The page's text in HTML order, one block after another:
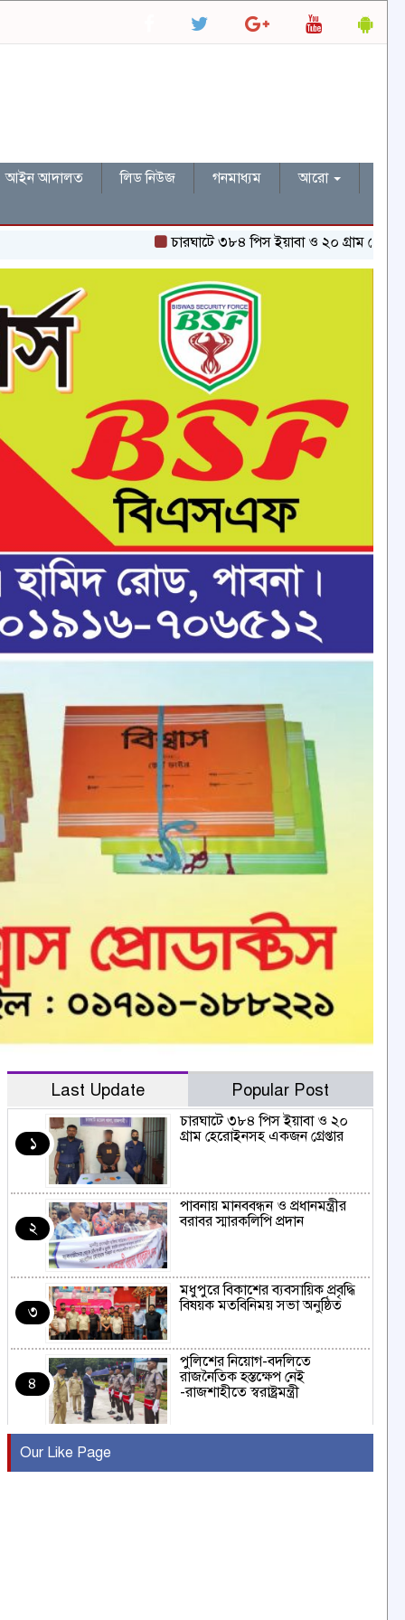
আইন আদালত লিড নিউজ গনমাধ্যম
আরো
চারঘাটে ৩৮৪ পিস ইয়াবা ও ২০ গ্রাম হেরোইনসহ একজন
Last Update Popular Post
১
চারঘাটে ৩৮৪ পিস ইয়াবা ও ২০
গ্রাম হেরোইনসহ একজন গ্রেপ্তার
২
পাবনায় মানববন্ধন ও প্রধানমন্ত্রীর
বরাবর স্মারকলিপি প্রদান
৩
মধুপুরে বিকাশের ব্যবসায়িক প্রবৃদ্ধি
বিষয়ক মতবিনিময় সভা অনুষ্ঠিত
৪
পুলিশের নিয়োগ-বদলিতে
রাজনৈতিক হস্তক্ষেপ নেই
-রাজশাহীতে স্বরাষ্ট্রমন্ত্রী
৫
Our Like Page